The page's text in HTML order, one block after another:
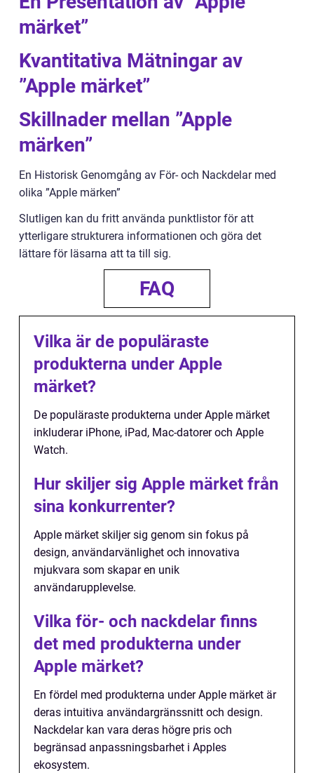
märket”
Kvantitativa Mätningar av
”Apple märket”
Skillnader mellan ”Apple
märken”
En Historisk Genomgång av För- och Nackdelar med
olika ”Apple märken”
Slutligen kan du fritt använda punktlistor för att
ytterligare strukturera informationen och göra det
lättare för läsarna att ta till sig.
FAQ
Vilka är de populäraste
produkterna under Apple
märket?
De populäraste produkterna under Apple märket
inkluderar iPhone, iPad, Mac-datorer och Apple
Watch.
Hur skiljer sig Apple märket från
sina konkurrenter?
Apple märket skiljer sig genom sin fokus på
design, användarvänlighet och innovativa
mjukvara som skapar en unik
användarupplevelse.
Vilka för- och nackdelar finns
det med produkterna under
Apple märket?
En fördel med produkterna under Apple märket är
deras intuitiva användargränssnitt och design.
Nackdelar kan vara deras högre pris och
begränsad anpassningsbarhet i Apples
ekosystem.